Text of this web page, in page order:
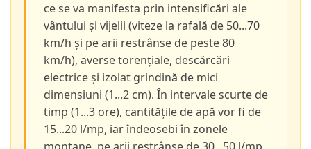
ce se va manifesta prin intensificări ale
vântului și vijelii (viteze la rafală de 50...70
km/h și pe arii restrânse de peste 80
km/h), averse torențiale, descărcări
electrice și izolat grindină de mici
dimensiuni (1...2 cm). În intervale scurte de
timp (1...3 ore), cantitățile de apă vor fi de
15...20 l/mp, iar îndeosebi în zonele